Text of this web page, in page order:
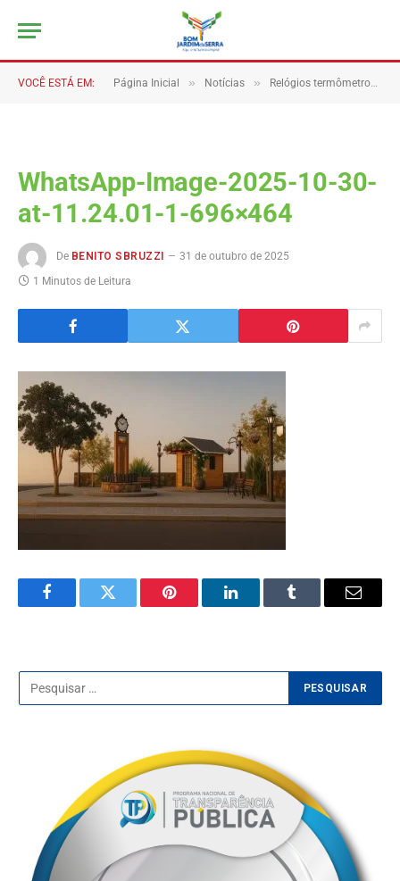
VOCÊ ESTÁ EM: Página Inicial » Notícias » Relógios termômetros trazem mais charme e identidade para Bom Jardim da Serra.
WhatsApp-Image-2025-10-30-
at-11.24.01-1-696×464
De BENITO SBRUZZI
31 de outubro de 2025
1 Minutos de Leitura
FacebookTwitter Pinterest LinkedInTumblr
E-